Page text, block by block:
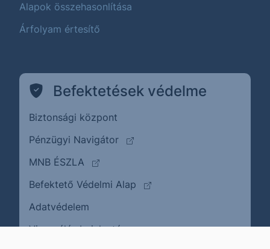
Alapok összehasonlítása
Árfolyam értesítő
Befektetések védelme
Biztonsági központ
Pénzügyi Navigátor
(külső oldalra ugrik)
MNB ÉSZLA
(külső oldalra ugrik)
Befektető Védelmi Alap
(külső oldalra ugrik)
Adatvédelem
Visszaélés bejelentése(külső oldalra ugrik)